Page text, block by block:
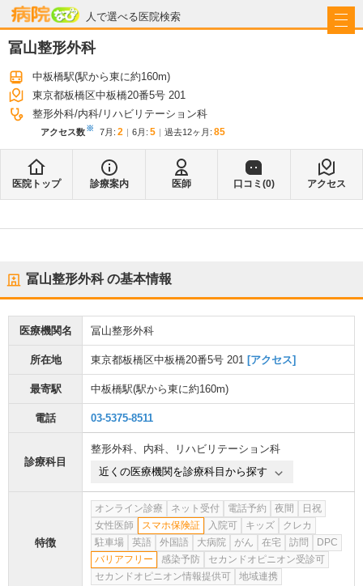
人で選べる医院検索
病院なび
冨山整形外科
中板橋駅(駅から東に約160m)
東京都板橋区中板橋20番5号 201
整形外科 内科 リハビリテーション科
アクセス数※ 7月 : 2 6月 : 5 過去12ヶ月: 85
医院トップ 診療案内 医師 口コミ(0) アクセス
冨山整形外科の基本情報
医療機関名 冨山整形外科
所在地 東京都板橋区中板橋20番5号 201 [アクセス]
最寄駅 中板橋駅(駅から東に約160m)
電話 03-5375-8511
診療科目
整形外科、 内科、
リハビリテーション科
近くの医療機関を診療科目から探す
特徴
オンライン診療 ネット受付 電話予約 夜間
日祝
女性医師
スマホ保険証 入院可 キッズ
クレカ
駐車場
英語 外国語 大病院 がん 在宅 訪問
DPC
バリアフリー
感染予防
セカンドオピニオン受診可
セカンドオピニオン情報提供可
地域連携